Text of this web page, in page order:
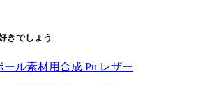
きでしょう